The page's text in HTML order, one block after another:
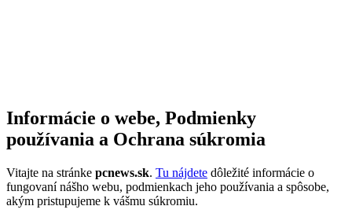
Informácie o webe, Podmienky
používania a Ochrana súkromia
Vitajte na stránke pcnews.sk. Tu nájdete dôležité informácie o
fungovaní nášho webu, podmienkach jeho používania a spôsobe,
akým pristupujeme k vášmu súkromiu.